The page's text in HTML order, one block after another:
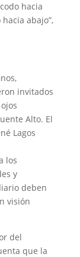
hacia
abajo”,
invitados
Alto. El
Lagos
los
y
deben
visión
del
que la